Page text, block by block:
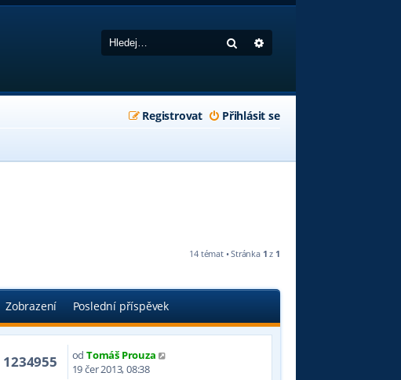
Hledat
Přihlásit se
Registrovat
14 témat • Stránka 1 z 1
Zobrazení Poslední příspěvek
1234955 od Tomáš Prouza
19 čer 2013, 08:38